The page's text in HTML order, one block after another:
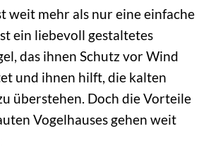
weit mehr als nur eine einfache
ein liebevoll gestaltetes
das ihnen Schutz vor Wind
und ihnen hilft, die kalten
überstehen. Doch die Vorteile
Vogelhauses gehen weit